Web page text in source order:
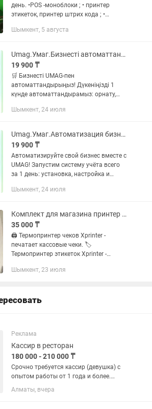
день. •POS -моноблоки ; • принтер
этикеток, принтер штрих кода ; •
денежные ящики ; • весы ; • TCD –
Шымкент, 5 августа
Umag.Умаг.Бизнесті автоматтандыру
19 900 ₸
🛒 Бизнесті UMAG-пен
автоматтандырыңыз! Дүкеніңізді 1
күнде автоматтандырамыз: орнату,
Сату мен пайданы бақылау ✅
✅ Дүкенді...
Шымкент, 24 июля
Umag.Умаг.Автоматизация бизнеса
19 900 ₸
Автоматизируйте свой бизнес вместе с
UMAG! Запустим систему учёта всего
за 1 день: установка, настройка и
всему Казахстану(город,район,село):
Шымкент, 24 июля
Комплект для магазина принтер чеков, принтер этикеток и сканер штрихкодов
35 000 ₸
🖨️ Термопринтер чеков Xprinter -
печатает кассовые чеки. 🏷️
Термопринтер этикеток Xprinter -
ценники. 📷 Сканер штрихкодов Cason -
Шымкент, 23 июля
Реклама
Кассир в ресторан
180 000 - 210 000 ₸
Срочно требуется кассир (девушка) с
опытом работы от 1 года и более.
Ответственная, пунктуальная,
стрессоустойчивая ,
Алматы, вчера